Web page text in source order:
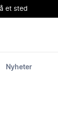
et sted
Nyheter